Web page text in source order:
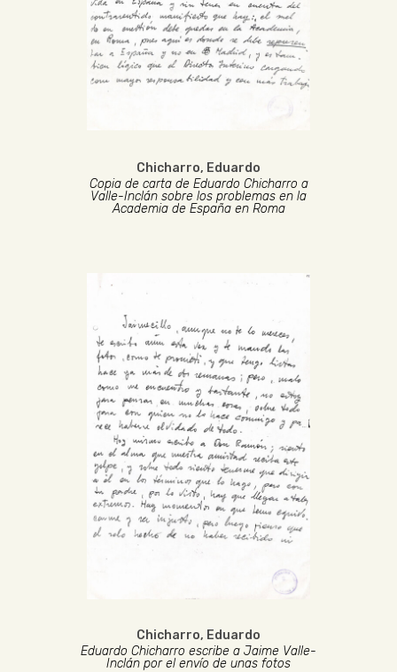
Chicharro, Eduardo
Copia de carta de Eduardo Chicharro a
Valle-Inclán sobre los problemas en la
Academia de España en Roma
Chicharro, Eduardo
Eduardo Chicharro escribe a Jaime Valle-
Inclán por el envío de unas fotos